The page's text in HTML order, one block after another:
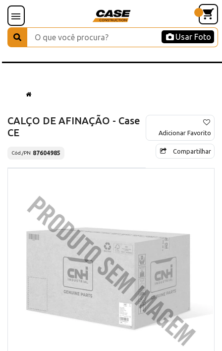
Usar Foto
CALÇO DE AFINAÇÃO - Case
CE
Cód./PN 87604985
Adicionar Favorito
Compartilhar